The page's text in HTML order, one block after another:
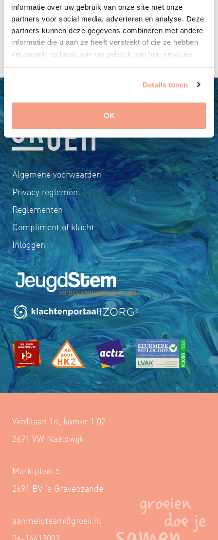
informatie over uw gebruik van onze site met onze
partners voor social media, adverteren en analyse. Deze
partners kunnen deze gegevens combineren met andere
informatie die u aan ze heeft verstrekt of die ze hebben
verzameld op basis van uw gebruik van hun services.
Details tonen
OK
Ik ben weduwe en trotse moeder en oma van drie
kinderen, twee schoonkinderen en vier kleinkinderen.
Algemene voorwaarden
Privacy reglement
Reglementen
Compliment of klacht
Inloggen
Verdilaan 1d, kamer 1.02
2671 VW Naaldwijk
Marktplein 5
2691 BV ‘s Gravenzande
aanmeldteam@groeii.nl